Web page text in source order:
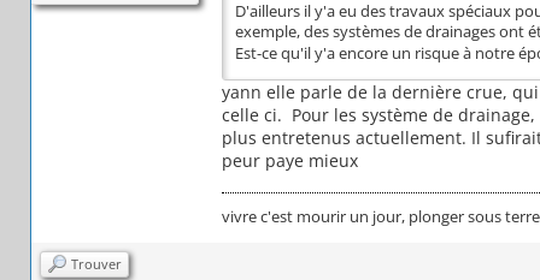
D'ailleurs il y'a eu des travaux spéciaux
exemple, des systèmes de drainages ont
Est-ce qu'il y'a encore un risque à notre
yann elle parle de la dernière crue,
celle ci. Pour les système de
plus entretenus actuellement. Il
peur paye mieux
vivre c'est mourir un jour, plonger sous
Trouver